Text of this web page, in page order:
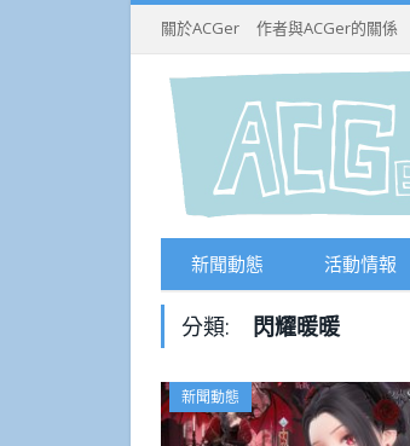
關於ACGer 作者與ACGer的關係
新聞動態 活動情報
分類: 閃耀暖暖
新聞動態